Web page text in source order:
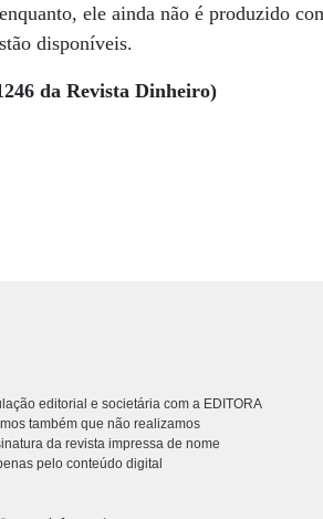
ele ainda não é produzido
disponíveis.
da Revista Dinheiro)
editorial e societária com a EDITORA
também que não realizamos
da revista impressa de nome
pelo conteúdo digital